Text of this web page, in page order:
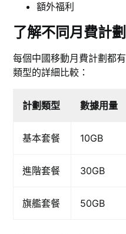
額外福利
了解不同月費計
每個中國移動月費計劃都
類型的詳細比較：
計劃類型 數據用量
基本套餐 10GB
進階套餐 30GB
旗艦套餐 50GB